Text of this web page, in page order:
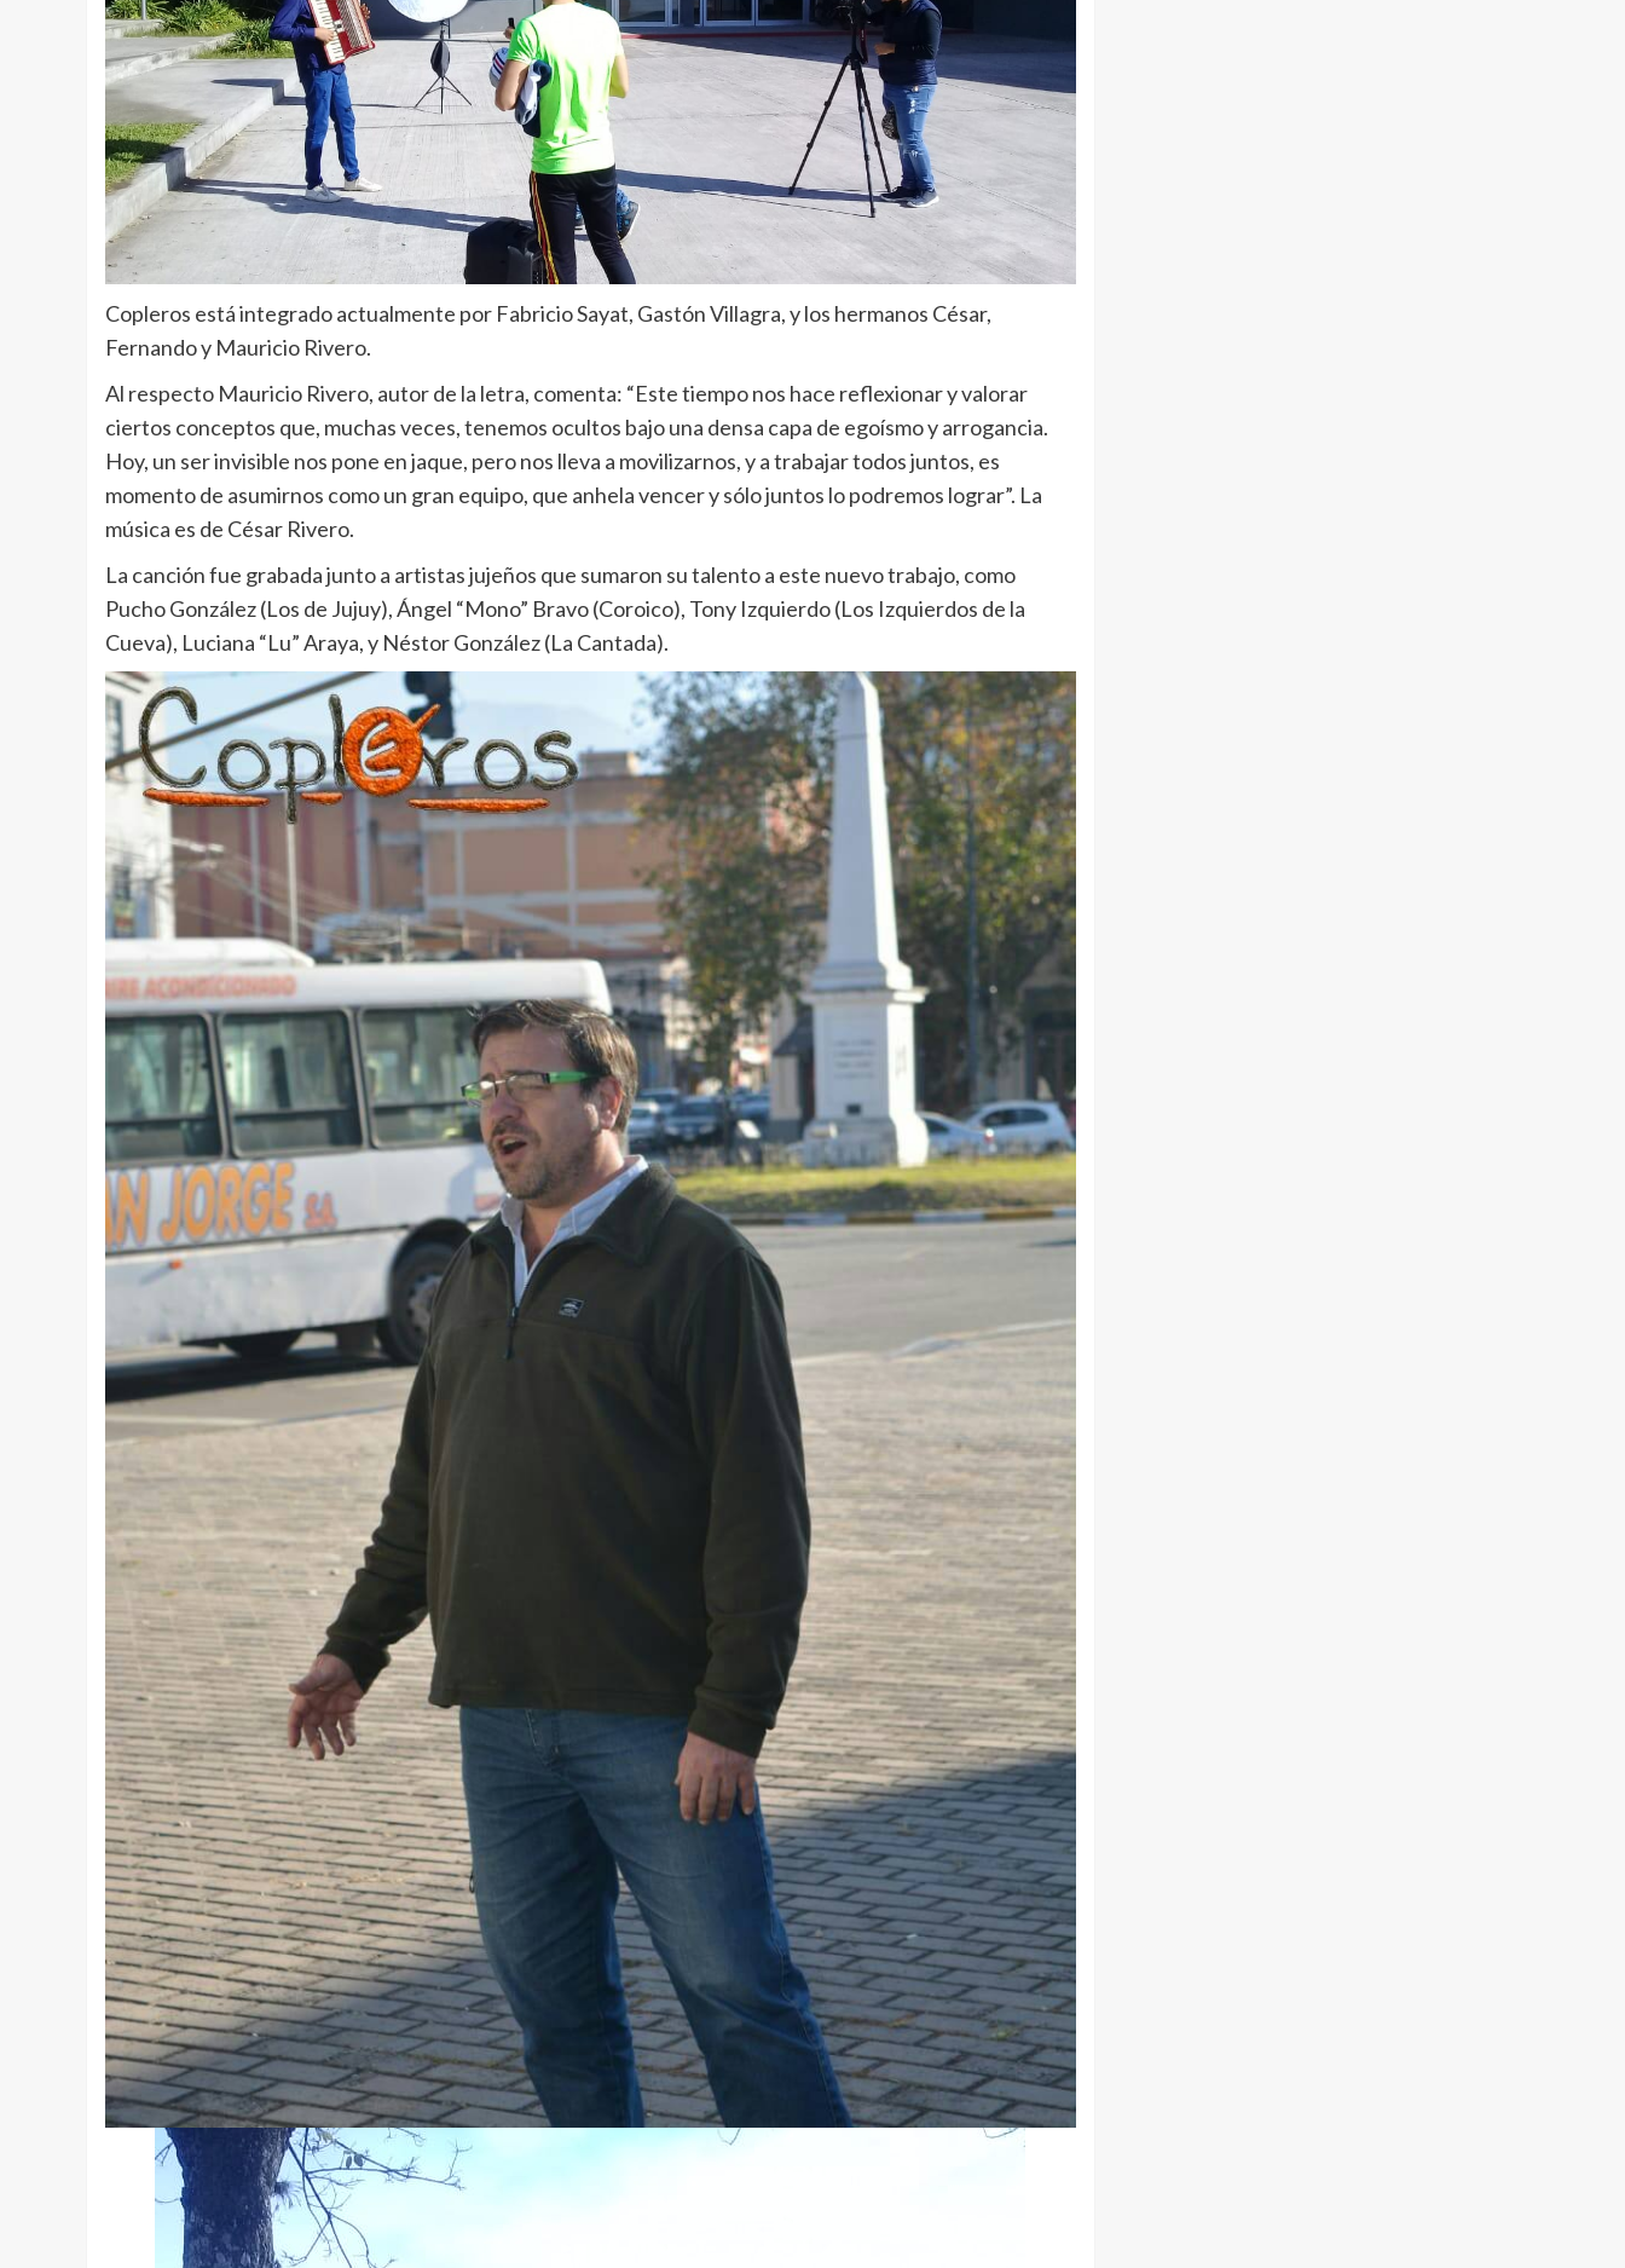
Copleros está integrado actualmente por Fabricio Sayat, Gastón Villagra, y los hermanos César,
Fernando y Mauricio Rivero.
Al respecto Mauricio Rivero, autor de la letra, comenta: “Este tiempo nos hace reflexionar y valorar
ciertos conceptos que, muchas veces, tenemos ocultos bajo una densa capa de egoísmo y arrogancia.
Hoy, un ser invisible nos pone en jaque, pero nos lleva a movilizarnos, y a trabajar todos juntos, es
momento de asumirnos como un gran equipo, que anhela vencer y sólo juntos lo podremos lograr”. La
música es de César Rivero.
La canción fue grabada junto a artistas jujeños que sumaron su talento a este nuevo trabajo, como
Pucho González (Los de Jujuy), Ángel “Mono” Bravo (Coroico), Tony Izquierdo (Los Izquierdos de la
Cueva), Luciana “Lu” Araya, y Néstor González (La Cantada).